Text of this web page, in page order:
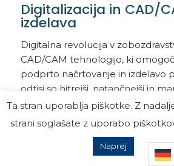
Digitalizacija in CAD/
izdelava
Digitalna revolucija v
CAD/CAM tehnologijo, ki
podprto načrtovanje in izdelavo
odtisi so hitrejši, natančnejši in
pacienta. S pomočjo digitalizacije
izdelava popolnoma
Statistika v Sloveniji kaže rast
Ta stran uporablja piškotke. Z
strani soglašate z uporabo
Naprej
Zavrni